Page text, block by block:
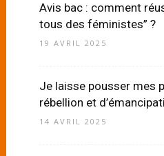
Avis bac : comment
tous des féministes” ?
19 AVRIL 2025
Je laisse pousser mes
rébellion et
14 AVRIL 2025